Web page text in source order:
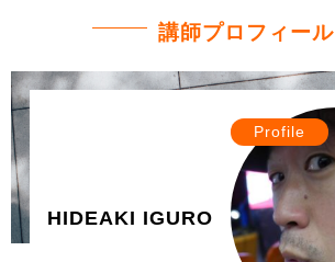
講師プロフィール
HIDEAKI IGURO
Profile